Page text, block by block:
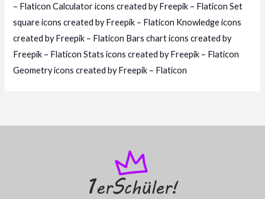
– Flaticon Calculator icons created by Freepik – Flaticon Set
square icons created by Freepik – Flaticon Knowledge icons
created by Freepik – Flaticon Bars chart icons created by
Freepik – Flaticon Stats icons created by Freepik – Flaticon
Geometry icons created by Freepik – Flaticon